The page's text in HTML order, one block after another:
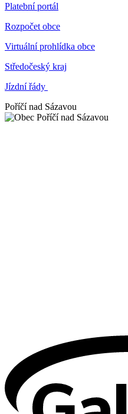
Platební portál
Rozpočet obce
Virtuální prohlídka obce
Středočeský kraj
Jízdní řády
Poříčí nad Sázavou